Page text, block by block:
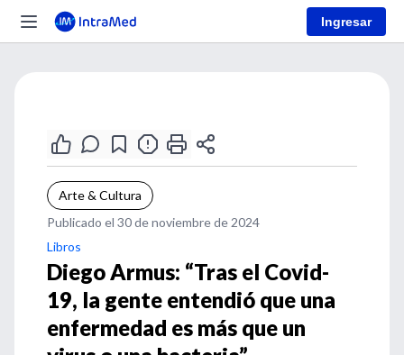
Ingresar
Arte & Cultura
Publicado el 30 de noviembre de 2024
Libros
Diego Armus: “Tras el Covid-
19, la gente entendió que una
enfermedad es más que un